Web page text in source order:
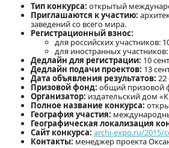
Тип конкурса: открытый
Приглашаются к участию:
заведений со всего мира.
Регистрационный взнос:
для российских участников:
для иностранных
Дедлайн для регистрации: 10
Дедлайн подачи проектов: 13
Дата объявления результатов: 22
Призовой фонд: общий призовой
Организатор: издательский дом
Полное название конкурса:
География участия:
Географическая локализация
Сайт конкурса: archi-expo.ru/2015/
Контакты: менеджер проекта